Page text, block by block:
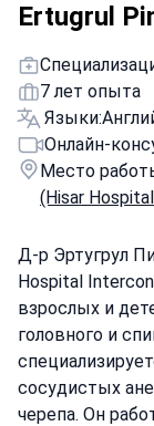
Ertugrul
7 лет опыта
Языки:
Онлайн-
Место
(Hisar
Д-р Эртугрул
Hospital
взрослых и
головного и
сосудистых
черепа. Он